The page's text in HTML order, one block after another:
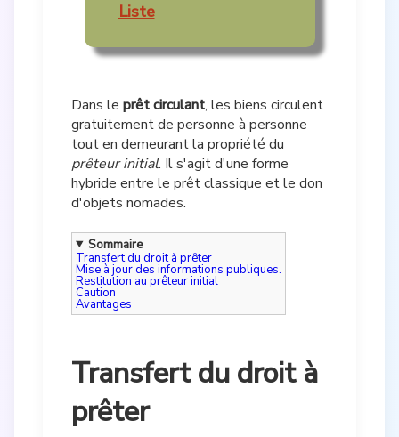
Liste
Dans le prêt circulant, les biens circulent
gratuitement de personne à personne
tout en demeurant la propriété du
prêteur initial. Il s'agit d'une forme
hybride entre le prêt classique et le don
d'objets nomades.
Sommaire
Transfert du droit à prêter
Mise à jour des informations publiques.
Restitution au prêteur initial
Caution
Avantages
Transfert du droit à
prêter